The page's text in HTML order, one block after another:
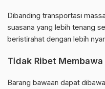
Dibanding transportasi
suasana yang lebih tenang
beristirahat dengan lebih
Tidak Ribet
Barang bawaan dapat